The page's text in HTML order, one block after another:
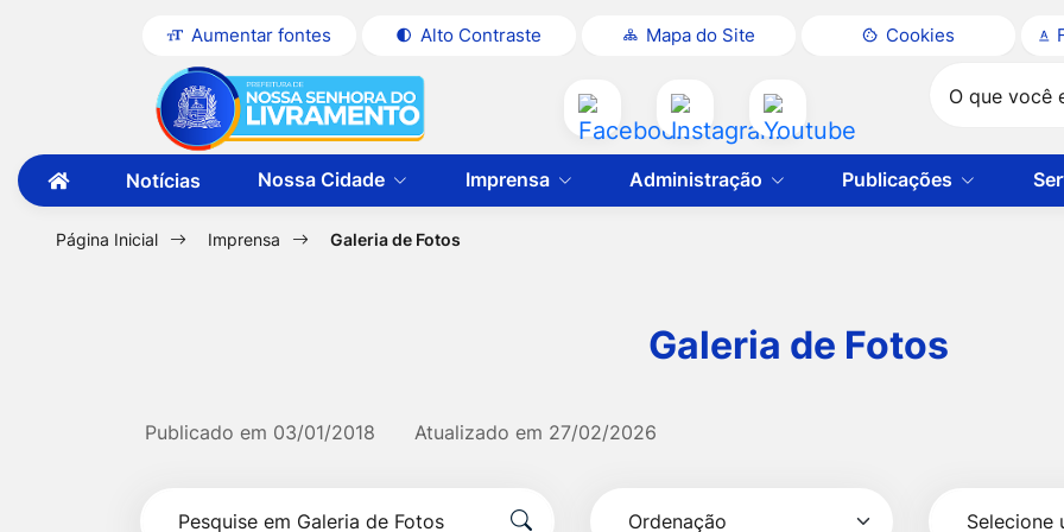
Seção
atalhos
links
de
acessibilidade
para
conteúdo
[alt+1]
Ir
para
para
[alt+3]
Aumentar fontes Alto Contraste Mapa do Site Cookies
Seção
do
menu
principal
para
a
página
do
Acessar
a
Rede
Acessar
a
Rede
Acessar
a
primeira
Notícias Nossa Cidade Imprensa Administração Publicações
Página Inicial Imprensa Galeria de Fotos
Galeria de Fotos
Publicado em 03/01/2018 Atualizado em 27/02/2026